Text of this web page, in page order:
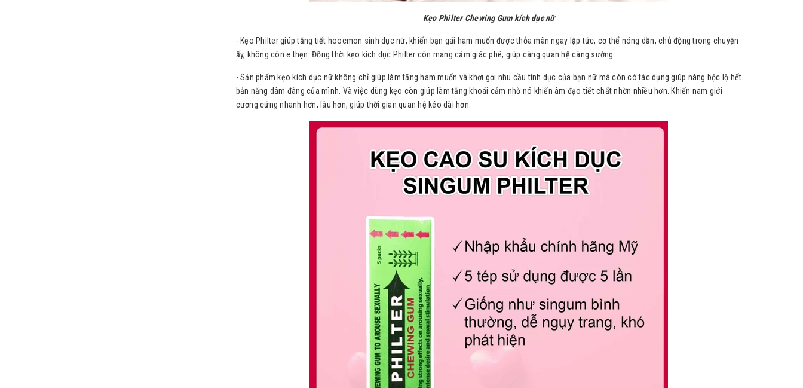
Kẹo Philter Chewing Gum kích dục nữ
- Kẹo Philter giúp tăng tiết hoocmon sinh dục nữ, khiến bạn gái ham muốn được thỏa mãn ngay lập tức, cơ thể nóng dần, chủ động trong chuyện
ấy, không còn e thẹn. Đồng thời kẹo kích dục Philter còn mang cảm giác phê, giúp càng quan hệ càng sướng.
- Sản phẩm kẹo kích dục nữ không chỉ giúp làm tăng ham muốn và khơi gợi nhu cầu tình dục của bạn nữ mà còn có tác dụng giúp nàng bộc lộ hết
bản năng dâm đãng của mình. Và việc dùng kẹo còn giúp làm tăng khoái cảm nhờ nó khiến âm đạo tiết chất nhờn nhiều hơn. Khiến nam giới
cương cứng nhanh hơn, lâu hơn, giúp thời gian quan hệ kéo dài hơn.